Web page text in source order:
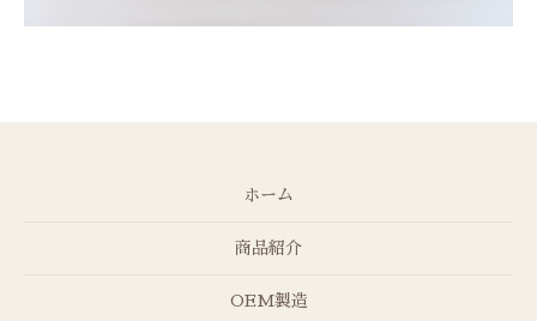
ホーム
商品紹介
OEM製造